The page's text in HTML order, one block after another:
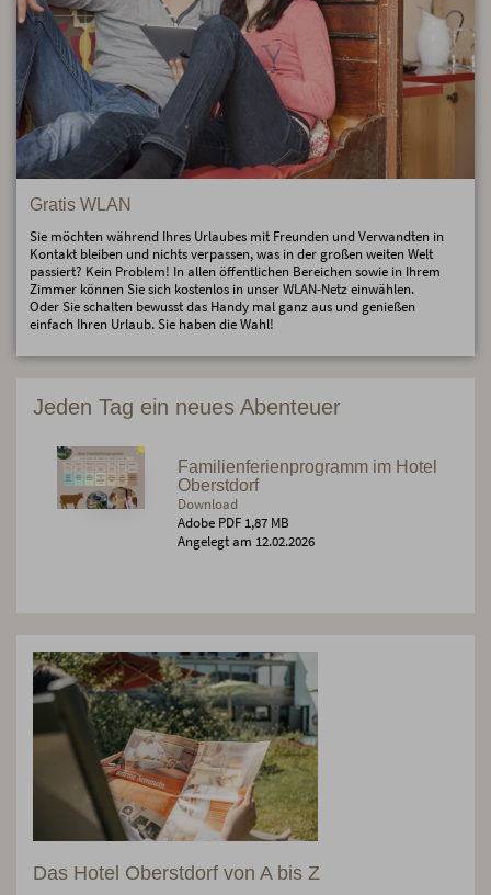
Gratis WLAN
Sie möchten während Ihres Urlaubes mit Freunden und Verwandten in
Kontakt bleiben und nichts verpassen, was in der großen weiten Welt
passiert? Kein Problem! In allen öffentlichen Bereichen sowie in Ihrem
Zimmer können Sie sich kostenlos in unser WLAN-Netz einwählen.
Oder Sie schalten bewusst das Handy mal ganz aus und genießen
einfach Ihren Urlaub. Sie haben die Wahl!
Jeden Tag ein neues Abenteuer
Familienferienprogramm im Hotel
Oberstdorf
Download
Adobe PDF 1,87 MB
Angelegt am 12.02.2026
Das Hotel Oberstdorf von A bis Z